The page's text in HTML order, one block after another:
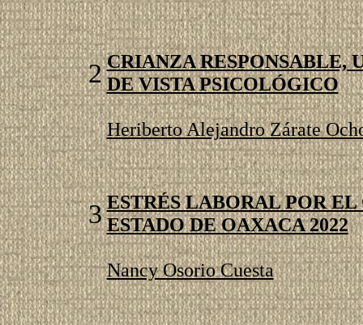
2 CRIANZA RESPONSABLE,
DE VISTA PSICOLÓGICO
Heriberto Alejandro Zárate
3 ESTRÉS LABORAL POR
ESTADO DE OAXACA 2022
Nancy Osorio Cuesta